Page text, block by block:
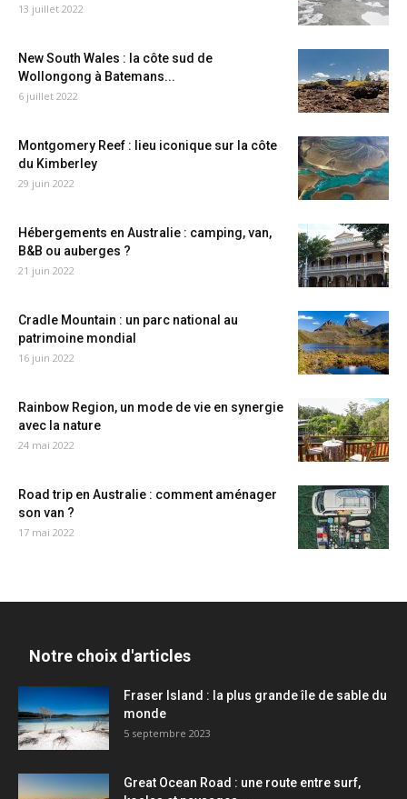
13 juillet 2022
New South Wales : la côte sud de
Wollongong à Batemans...
6 juillet 2022
Montgomery Reef : lieu iconique sur la côte
du Kimberley
29 juin 2022
Hébergements en Australie : camping, van,
B&B ou auberges ?
21 juin 2022
Cradle Mountain : un parc national au
patrimoine mondial
16 juin 2022
Rainbow Region, un mode de vie en synergie
avec la nature
24 mai 2022
Road trip en Australie : comment aménager
son van ?
17 mai 2022
Notre choix d'articles
Fraser Island : la plus grande île de sable du
monde
5 septembre 2023
Great Ocean Road : une route entre surf,